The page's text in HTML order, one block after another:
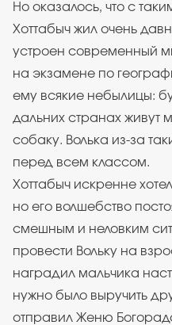
Но оказалось, что с
Хоттабыч жил очень
устроен современный
на экзамене по
ему всякие небылицы:
дальних странах живут
собаку. Волька из-за
перед всем классом.
Хоттабыч искренне
но его волшебство
смешным и неловким
провести Вольку на
наградил мальчика
нужно было выручить
отправил Женю